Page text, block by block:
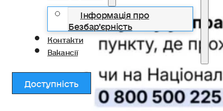
Інформація про
Безбар’єрність
Контакти
Вакансії
Доступність